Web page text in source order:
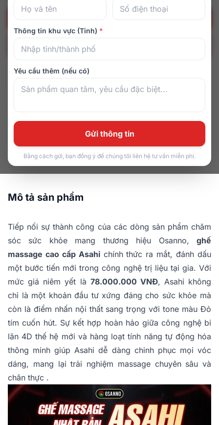
Đặt hàng ngay
Nhận tư vấn ngay
Zalo 082 9161 616
Trả góp 0% lãi suất
Mô tả sản phẩm
Tiếp nối sự thành công của các dòng sản phẩm chăm
sóc sức khỏe mang thương hiệu Osanno, ghế
massage cao cấp Asahichính thức ra mắt, đánh dấu
một bước tiến mới trong công nghệ trị liệu tại gia. Với
mức giá niêm yết là 78.000.000 VNĐ, Asahi không
chỉ là một khoản đầu tư xứng đáng cho sức khỏe mà
còn là điểm nhấn nội thất sang trọng với tone màu Đỏ
tím cuốn hút. Sự kết hợp hoàn hảo giữa công nghệ bi
lăn 4D thế hệ mới và hàng loạt tính năng tự động hóa
thông minh giúp Asahi dễ dàng chinh phục mọi vóc
dáng, mang lại trải nghiệm massage chuyên sâu và
chân thực .
Thông tin khu vực (Tỉnh) *
Yêu cầu thêm (nếu có)
Gửi thông tin
Bằng cách gửi, bạn đồng ý để chúng tôi liên hệ tư vấn miễn phí.